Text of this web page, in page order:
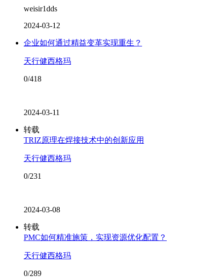
weisir1dds
2024-03-12
企业如何通过精益变革实现重生？
天行健西格玛
0/418
2024-03-11
转载
TRIZ原理在焊接技术中的创新应用
天行健西格玛
0/231
2024-03-08
转载
PMC如何精准施策，实现资源优化配置？
天行健西格玛
0/289